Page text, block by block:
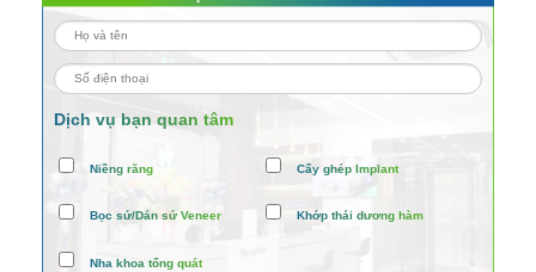
Dịch vụ bạn quan tâm
Niềng răng Cấy ghép Implant
Bọc sứ/Dán sứ Veneer Khớp thái dương hàm
Nha khoa tổng quát